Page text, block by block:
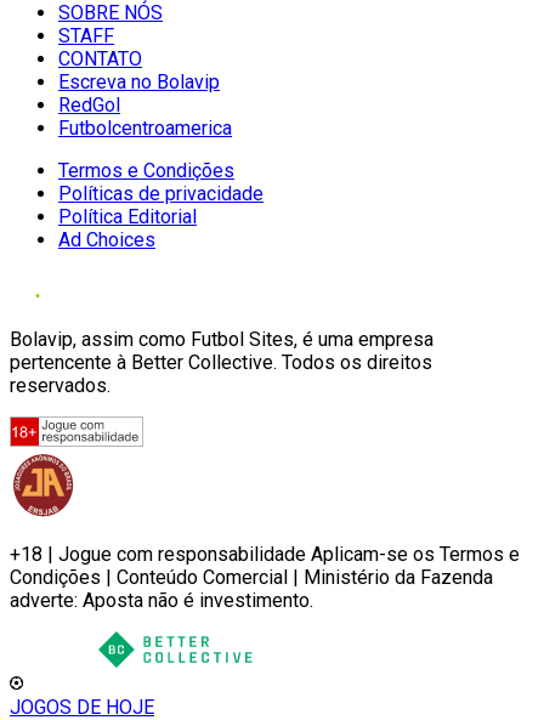
SOBRE NÓS
STAFF
CONTATO
Escreva no Bolavip
RedGol
Futbolcentroamerica
Termos e Condições
Políticas de privacidade
Política Editorial
Ad Choices
Bolavip, assim como Futbol Sites, é uma empresa
pertencente à Better Collective. Todos os direitos
reservados.
+18 | Jogue com responsabilidade Aplicam-se os Termos e
Condições | Conteúdo Comercial | Ministério da Fazenda
adverte: Aposta não é investimento.
JOGOS DE HOJE